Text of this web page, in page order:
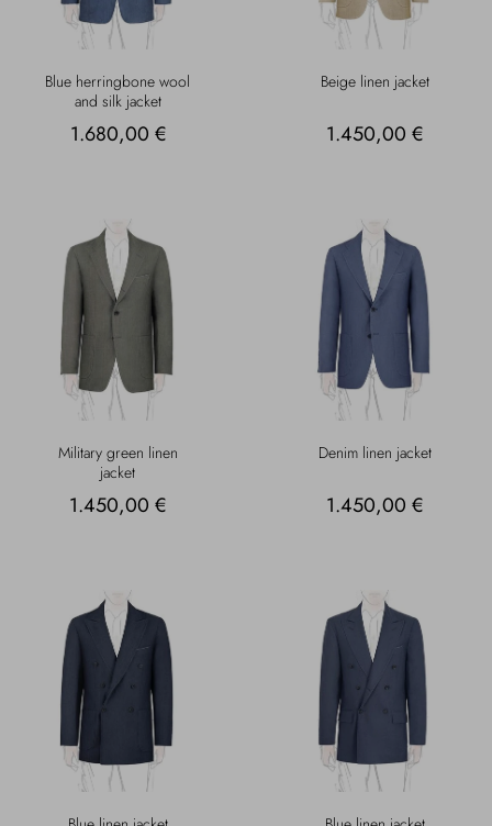
Blue herringbone wool
and silk jacket
1.680,00 €
Beige linen jacket
1.450,00 €
Military green linen
jacket
1.450,00 €
Denim linen jacket
1.450,00 €